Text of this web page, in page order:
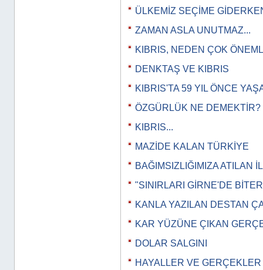
ÜLKEMİZ SEÇİME
ZAMAN ASLA UNUTMAZ...
KIBRIS, NEDEN ÇOK
DENKTAŞ VE KIBRIS
KIBRIS'TA 59 YIL ÖNCE
ÖZGÜRLÜK NE DEMEKTİR?
KIBRIS...
MAZİDE KALAN TÜRKİYE
BAĞIMSIZLIĞIMIZA ATILAN
"SINIRLARI GİRNE'DE
KANLA YAZILAN DESTAN
KAR YÜZÜNE ÇIKAN
DOLAR SALGINI
HAYALLER VE GERÇEKLER